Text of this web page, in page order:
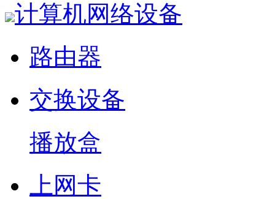
计算机网络设备
路由器
交换设备
播放盒
上网卡